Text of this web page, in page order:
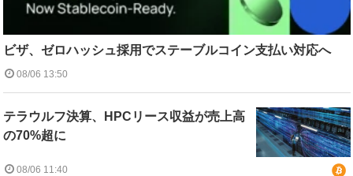
ビザ、ゼロハッシュ採用でステーブルコイン支払い対応へ
08/06 13:50
テラウルフ決算、HPCリース収益が売上高
の70%超に
08/06 11:40